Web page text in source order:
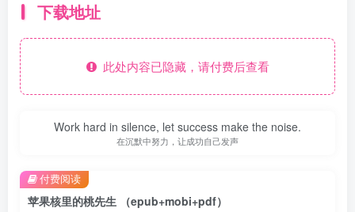
下载地址
此处内容已隐藏，请付费后查看
Work hard in silence, let success make the noise.
在沉默中努力，让成功自己发声
苹果核里的桃先生 （epub+mobi+pdf）
付费阅读